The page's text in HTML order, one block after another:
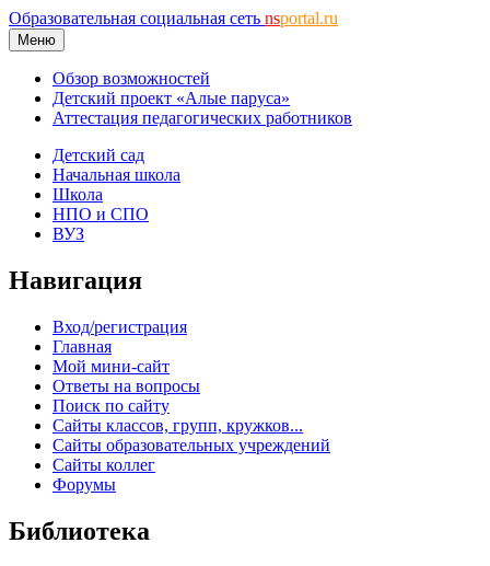
Образовательная социальная сеть nsportal.ru
Меню
Обзор возможностей
Детский проект «Алые паруса»
Аттестация педагогических работников
Детский сад
Начальная школа
Школа
НПО и СПО
ВУЗ
Навигация
Вход/регистрация
Главная
Мой мини-сайт
Ответы на вопросы
Поиск по сайту
Сайты классов, групп, кружков...
Сайты образовательных учреждений
Сайты коллег
Форумы
Библиотека